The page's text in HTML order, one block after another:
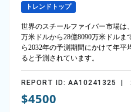
トレンドトップ
世界のスチールファイバー市場は
万米ドルから28億8090万米ドル
ら2032年の予測期間にかけて年
ると予測されています。
REPORT ID: AA10241325 |
$4500